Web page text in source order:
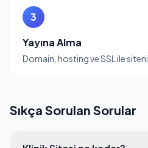
3
Yayına Alma
Domain, hosting ve SSL ile
Sıkça Sorulan Sorular